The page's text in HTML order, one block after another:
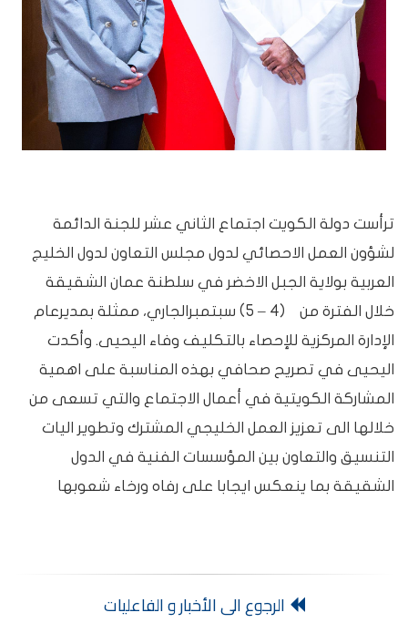
ترأست دولة الكويت اجتماع الثاني عشر للجنة الدائمة
لشؤون العمل الاحصائي لدول مجلس التعاون لدول الخليج
العربية بولاية الجبل الاخضر في سلطنة عمان الشقيقة
خلال الفترة من (4 – 5) سبتمبرالجاري، ممثلة بمديرعام
الإدارة المركزية للإحصاء بالتكليف وفاء اليحيى. وأكدت
اليحيى في تصريح صحافي بهذه المناسبة على اهمية
المشاركة الكويتية في أعمال الاجتماع والتي تسعى من
خلالها الى تعزيز العمل الخليجي المشترك وتطوير اليات
التنسيق والتعاون بين المؤسسات الفنية في الدول
الشقيقة بما ينعكس ايجابا على رفاه ورخاء شعوبها
الرجوع الى الأخبار و الفاعليات